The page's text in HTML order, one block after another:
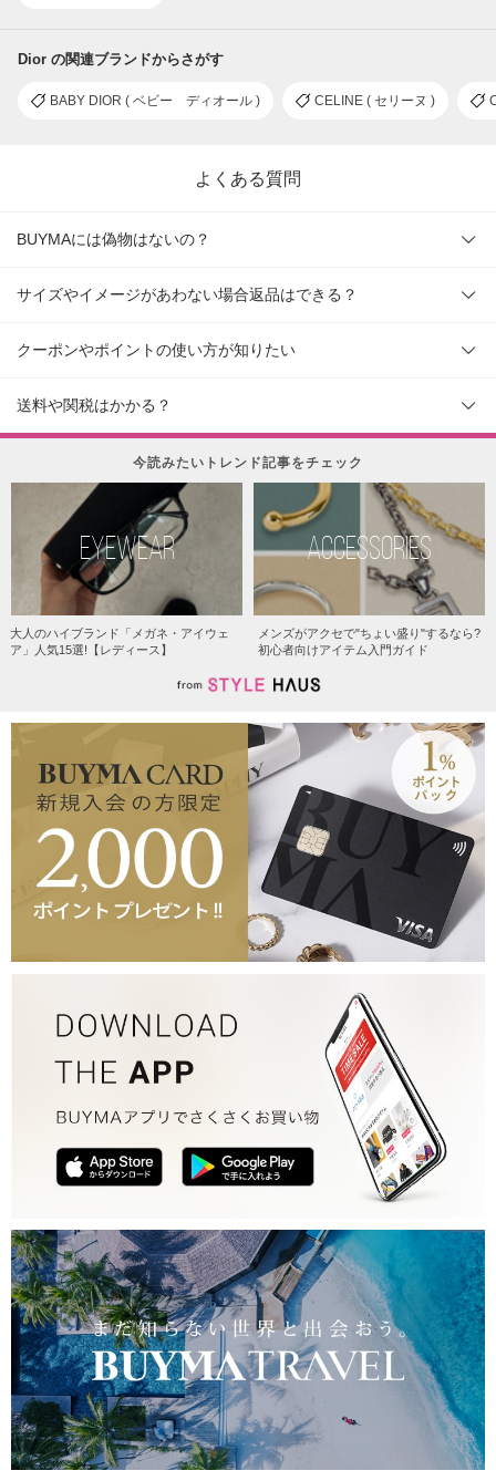
Dior の関連ブランドからさがす
BABY DIOR ( ベビー ディオール ) CELINE ( セリーヌ )
よくある質問
BUYMAには偽物はないの？
サイズやイメージがあわない場合返品はできる？
クーポンやポイントの使い方が知りたい
送料や関税はかかる？
今読みたいトレンド記事をチェック
EYEWEAR
大人のハイブランド「メガネ・アイウェ
ア」人気15選!【レディース】
ACCESSORIES
メンズがアクセで"ちょい盛り"するなら?
初心者向けアイテム入門ガイド